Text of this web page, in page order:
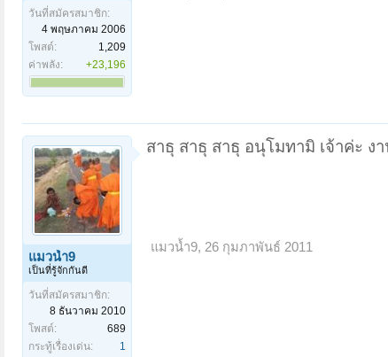
วันที่สมัครสมาชิก:
4 พฤษภาคม 2006
โพสต์:
1,209
ค่าพลัง:
+23,196
แมวน้ำ9
เป็นที่รู้จักกันดี
วันที่สมัครสมาชิก:
8 ธันวาคม 2010
โพสต์:
689
กระทู้เรื่องเด่น:
1
สาธุ สาธุ สาธุ อนุโมทามิ เจ้าค่ะ ง
แมวน้ำ9, 26 กุมภาพันธ์ 2011